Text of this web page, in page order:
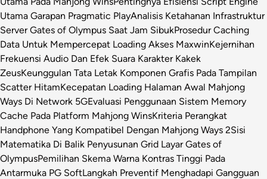
Utama Garapan Pragmatic PlayAnalisis Ketahanan Infrastruktur
Server Gates of Olympus Saat Jam SibukProsedur Caching
Data Untuk Mempercepat Loading Akses MaxwinKejernihan
Frekuensi Audio Dan Efek Suara Karakter Kakek
ZeusKeunggulan Tata Letak Komponen Grafis Pada Tampilan
Scatter HitamKecepatan Loading Halaman Awal Mahjong
Ways Di Network 5GEvaluasi Penggunaan Sistem Memory
Cache Pada Platform Mahjong WinsKriteria Perangkat
Handphone Yang Kompatibel Dengan Mahjong Ways 2Sisi
Matematika Di Balik Penyusunan Grid Layar Gates of
OlympusPemilihan Skema Warna Kontras Tinggi Pada
Antarmuka PG SoftLangkah Preventif Menghadapi Gangguan